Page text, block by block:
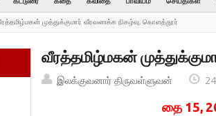
முத்துக்குமார் வீரவணக்க நிகழ்வு, கொளத்தூர்
வீரத்தமிழ்மகன்
இலக்குவனார் திருவள்ளுவன்
தை 15,